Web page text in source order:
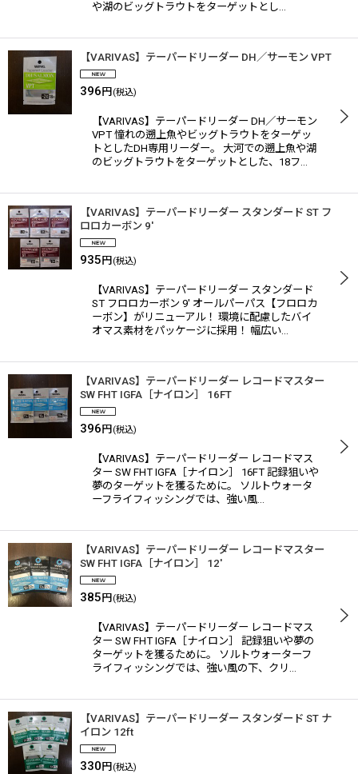
や湖のビッグトラウトをターゲットとし…
【VARIVAS】テーパードリーダー DH／サーモン VPT
396 円 (税込)
【VARIVAS】テーパードリーダー DH／サーモン
VPT 憧れの遡上魚やビッグトラウトをターゲッ
トとしたDH専用リーダー。 大河での遡上魚や湖
のビッグトラウトをターゲットとした、18フ…
【VARIVAS】テーパードリーダー スタンダード ST フ
ロロカーボン 9'
935 円 (税込)
【VARIVAS】テーパードリーダー スタンダード
ST フロロカーボン 9' オールパーパス【フロロカ
ーボン】がリニューアル！ 環境に配慮したバイ
オマス素材をパッケージに採用！ 幅広い…
【VARIVAS】テーパードリーダー レコードマスター
SW FHT IGFA［ナイロン］ 16FT
396 円 (税込)
【VARIVAS】テーパードリーダー レコードマス
ター SW FHT IGFA［ナイロン］ 16FT 記録狙いや
夢のターゲットを獲るために。 ソルトウォータ
ーフライフィッシングでは、強い風…
【VARIVAS】テーパードリーダー レコードマスター
SW FHT IGFA［ナイロン］ 12'
385 円 (税込)
【VARIVAS】テーパードリーダー レコードマス
ター SW FHT IGFA［ナイロン］ 記録狙いや夢の
ターゲットを獲るために。 ソルトウォーターフ
ライフィッシングでは、強い風の下、クリ…
【VARIVAS】テーパードリーダー スタンダード ST ナ
イロン 12ft
330 円 (税込)